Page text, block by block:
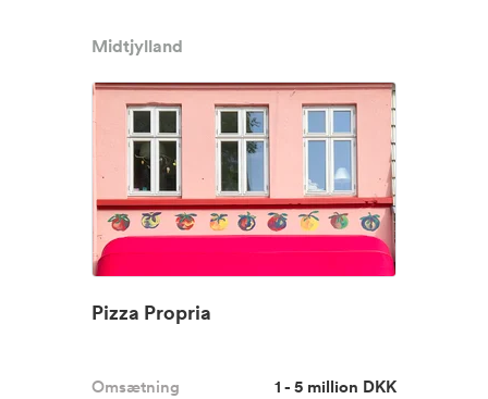
Midtjylland
Pizza Propria
Omsætning
1 - 5 million DKK